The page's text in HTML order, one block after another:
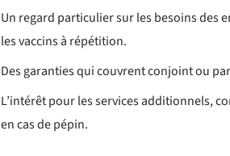
Un regard particulier sur les besoins des
les vaccins à répétition.
Des garanties qui couvrent conjoint ou
L’intérêt pour les services additionnels,
en cas de pépin.